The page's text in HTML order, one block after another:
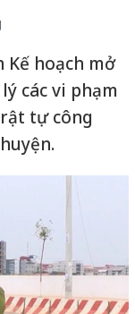
Kế hoạch mở
các vi phạm
tự công